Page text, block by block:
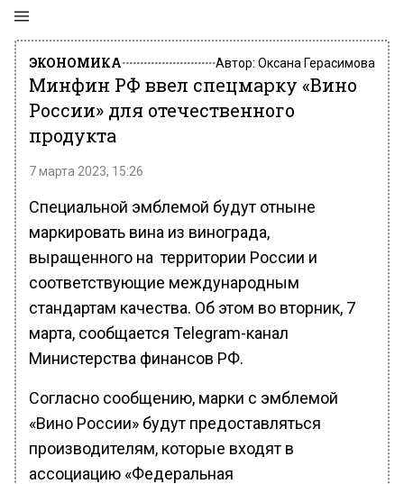
ЭКОНОМИКА Автор: Оксана Герасимова
Минфин РФ ввел спецмарку «Вино
России» для отечественного
продукта
7 марта 2023, 15:26
Специальной эмблемой будут отныне
маркировать вина из винограда,
выращенного на территории России и
соответствующие международным
стандартам качества. Об этом во вторник, 7
марта, сообщается Telegram-канал
Министерства финансов РФ.
Согласно сообщению, марки с эмблемой
«Вино России» будут предоставляться
производителям, которые входят в
ассоциацию «Федеральная